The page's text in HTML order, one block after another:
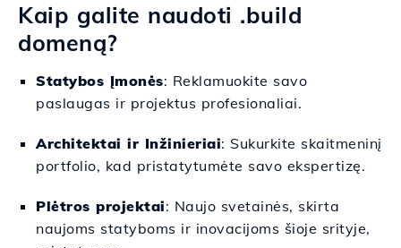
Kaip galite naudoti .build
domeną?
Statybos Įmonės: Reklamuokite savo
paslaugas ir projektus profesionaliai.
Architektai ir Inžinieriai: Sukurkite skaitmeninį
portfolio, kad pristatytumėte savo ekspertizę.
Plėtros projektai: Naujo svetainės, skirta
naujoms statyboms ir inovacijoms šioje srityje,